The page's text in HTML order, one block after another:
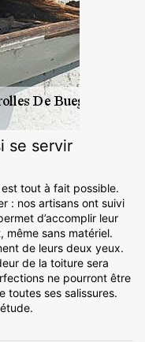
se servir
tout à fait possible.
: nos artisans ont suivi
d’accomplir leur
même sans matériel.
de leurs deux yeux.
de la toiture sera
ne pourront être
toutes ses salissures.